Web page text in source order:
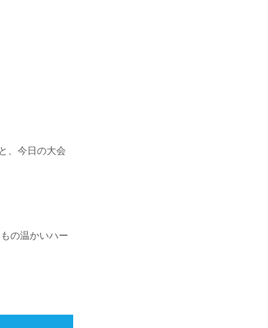
、今日の大会
の温かいハー